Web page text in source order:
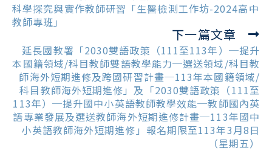
articles
科學探究與實作教師研習「生醫檢測工作坊-2024高中
教師專班」
下一篇文章
延長國教署「2030雙語政策（111至113年）─提升
本國籍領域/科目教師雙語教學能力─選送領域/科目教
師海外短期進修及跨國研習計畫─113年本國籍領域/
科目教師海外短期進修」及「2030雙語政策（111至
113年）─提升國中小英語教師教學效能─教師國內英
語專業發展及選送教師海外短期進修計畫─113年國中
小英語教師海外短期進修」報名期限至113年3月8日
（星期五）